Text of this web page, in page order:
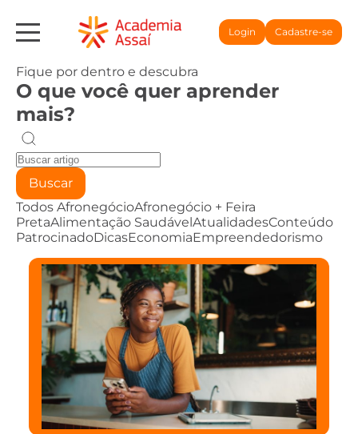
Login Cadastre-se
Fique por dentro e descubra
O que você quer aprender
mais?
Buscar
Todos AfronegócioAfronegócio + Feira
PretaAlimentação SaudávelAtualidadesConteúdo
PatrocinadoDicasEconomiaEmpreendedorismo